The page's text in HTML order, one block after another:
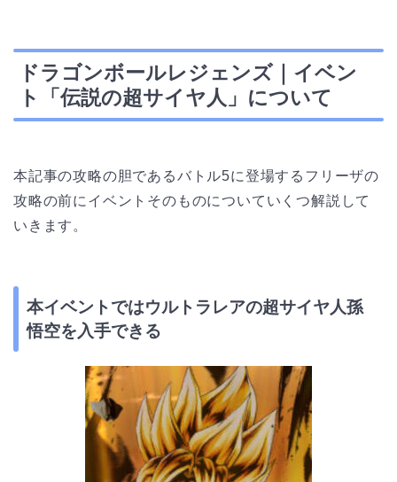
ドラゴンボールレジェンズ｜イベン
ト「伝説の超サイヤ人」について
本記事の攻略の胆であるバトル5に登場するフリーザの
攻略の前にイベントそのものについていくつ解説して
いきます。
本イベントではウルトラレアの超サイヤ人孫
悟空を入手できる